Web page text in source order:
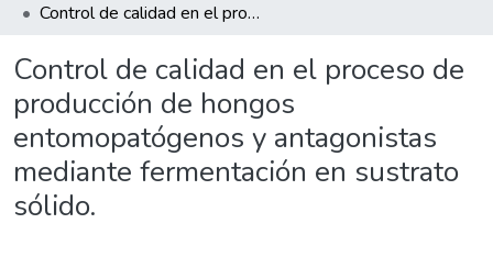
Control de calidad en el proceso de producción de hongos entomopatógenos y antagonistas mediante fermentación en sustrato sólido.
Control de calidad en el proceso de
producción de hongos
entomopatógenos y antagonistas
mediante fermentación en sustrato
sólido.